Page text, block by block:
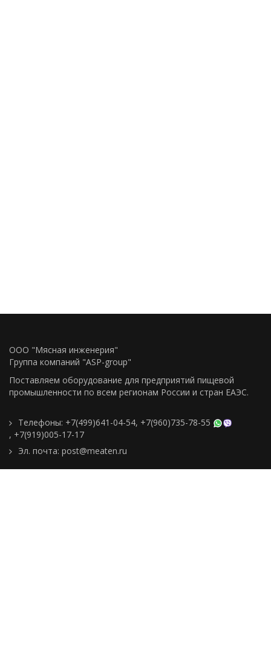
ООО "Мясная инженерия"
Группа компаний "ASP-group"
Поставляем оборудование для предприятий пищевой
промышленности по всем регионам Росcии и стран ЕАЭС.
Телефоны: +7(499)641-04-54, +7(960)735-78-55
, +7(919)005-17-17
Эл. почта: post@meaten.ru